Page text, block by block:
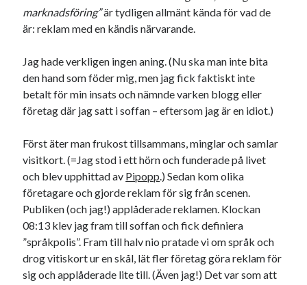
Fantastiskt välformulerad moderecensent
Onödiga citattecken
Dessa har något helt annat gemensamt
En amerikansk språkpolis
Fula biblioteksböcker
Egna länkar
Bokstävlar & AI – mitt levebröd. Gå en kurs!
Den stora bloggläsarvärvsveckan
marknadsföring”är tydligen allmänt kända för vad de
är: reklam med en kändis närvarande.
Jag hade verkligen ingen aning. (Nu ska man inte bita
den hand som föder mig, men jag fick faktiskt inte
betalt för min insats och nämnde varken blogg eller
företag där jag satt i soffan – eftersom jag är en idiot.)
Först äter man frukost tillsammans, minglar och samlar
visitkort. (=Jag stod i ett hörn och funderade på livet
och blev upphittad av Pipopp.) Sedan kom olika
företagare och gjorde reklam för sig från scenen.
Publiken (och jag!) applåderade reklamen. Klockan
08:13 klev jag fram till soffan och fick definiera
”språkpolis”. Fram till halv nio pratade vi om språk och
drog vitiskort ur en skål, lät fler företag göra reklam för
sig och applåderade lite till. (Även jag!) Det var som att